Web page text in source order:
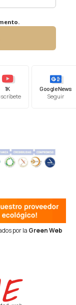
1K Google News
Seguir
por la Green Web